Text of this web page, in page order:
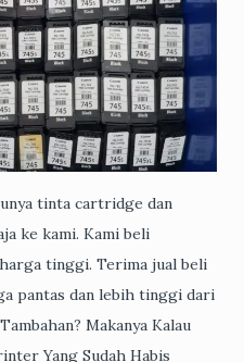
tinta cartridge dan
ke kami. Kami beli
tinggi. Terima jual beli
pantas dan lebih tinggi dari
Makanya Kalau
Yang Sudah Habis